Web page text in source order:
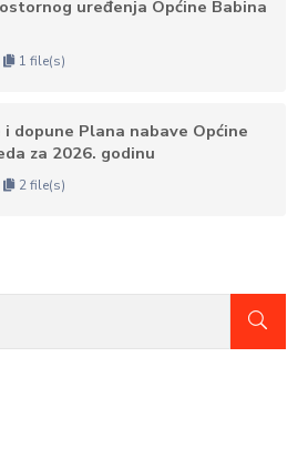
uređenja Općine Babina
1 file(s)
i dopune Plana nabave Općine
za 2026. godinu
2 file(s)